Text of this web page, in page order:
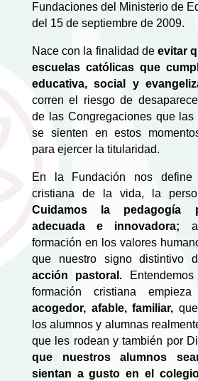
Fundaciones del Ministerio de
del 15 de septiembre de 2009.
Nace con la finalidad deevitar
escuelas católicas que
educativa, social y
corren el riesgo de
de las Congregaciones que las
se sienten en estos
para ejercer la titularidad.
En la Fundación nos define
cristiana de la vida, la
Cuidamos la pedagogía
adecuada e innovadora;
formación en los valores
que nuestro signo distintivo
acción pastoral.
formación cristiana
acogedor, afable, familiar,
los alumnos y alumnas
que les rodean y también por
que nuestros alumnos
sientan a gusto en el